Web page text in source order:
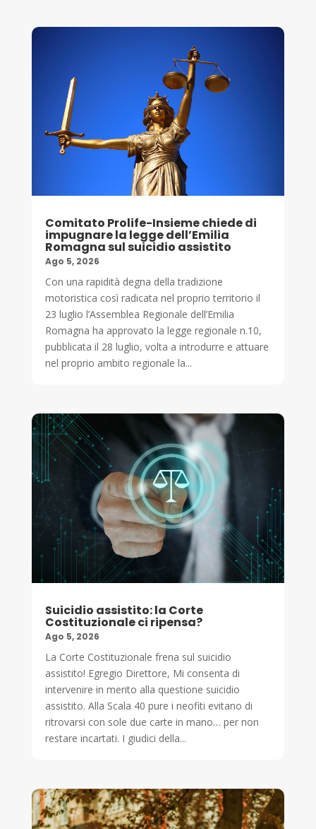
Comitato Prolife-Insieme chiede di
impugnare la legge dell’Emilia
Romagna sul suicidio assistito
Ago 5, 2026
Con una rapidità degna della tradizione
motoristica così radicata nel proprio territorio il
23 luglio l’Assemblea Regionale dell’Emilia
Romagna ha approvato la legge regionale n.10,
pubblicata il 28 luglio, volta a introdurre e attuare
nel proprio ambito regionale la...
Suicidio assistito: la Corte
Costituzionale ci ripensa?
Ago 5, 2026
La Corte Costituzionale frena sul suicidio
assistito! Egregio Direttore, Mi consenta di
intervenire in merito alla questione suicidio
assistito. Alla Scala 40 pure i neofiti evitano di
ritrovarsi con sole due carte in mano… per non
restare incartati. I giudici della...